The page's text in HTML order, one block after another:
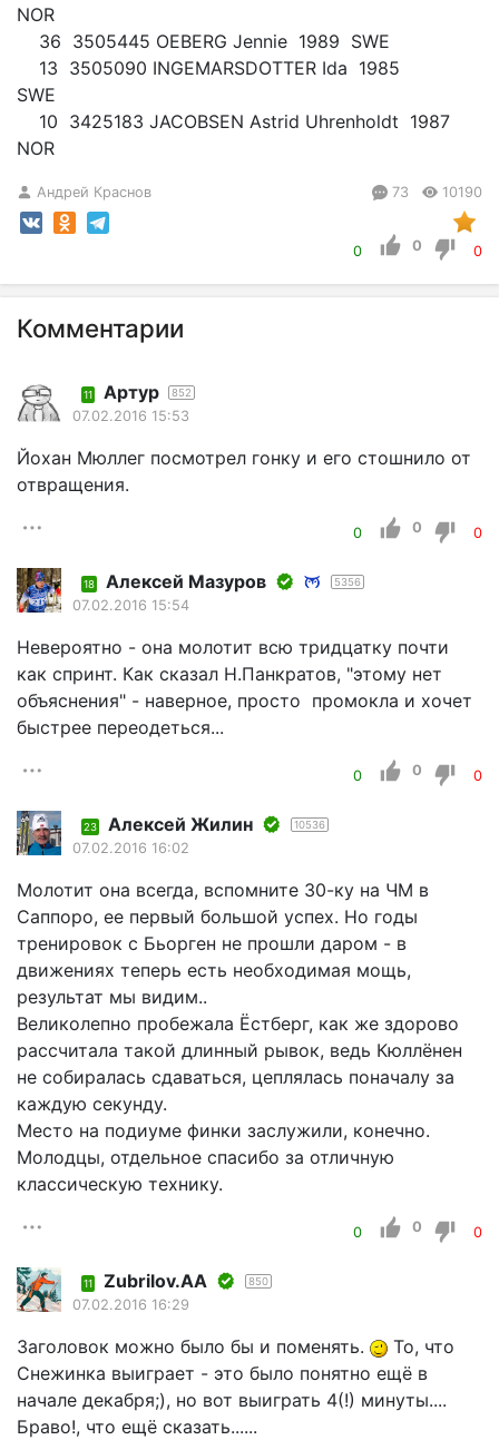
NOR
36 3505445 OEBERG Jennie 1989 SWE
13 3505090 INGEMARSDOTTER Ida 1985
SWE
10 3425183 JACOBSEN Astrid Uhrenholdt 1987
NOR
Андрей Краснов 73 10190
0 0 0
Комментарии
11 Артур 852
07.02.2016 15:53
Йохан Мюллег посмотрел гонку и его стошнило от
отвращения.
0 0 0
18 Алексей Мазуров 5356
07.02.2016 15:54
Невероятно - она молотит всю тридцатку почти
как спринт. Как сказал Н.Панкратов, "этому нет
объяснения" - наверное, просто промокла и хочет
быстрее переодеться...
0 0 0
23 Алексей Жилин 10536
07.02.2016 16:02
Молотит она всегда, вспомните 30-ку на ЧМ в
Саппоро, ее первый большой успех. Но годы
тренировок с Бьорген не прошли даром - в
движениях теперь есть необходимая мощь,
результат мы видим..
Великолепно пробежала Ёстберг, как же здорово
рассчитала такой длинный рывок, ведь Кюллёнен
не собиралась сдаваться, цеплялась поначалу за
каждую секунду.
Место на подиуме финки заслужили, конечно.
Молодцы, отдельное спасибо за отличную
классическую технику.
0 0 0
11 Zubrilov.AA 850
07.02.2016 16:29
Заголовок можно было бы и поменять.
То, что
Снежинка выиграет - это было понятно ещё в
начале декабря;), но вот выиграть 4(!) минуты....
Браво!, что ещё сказать......